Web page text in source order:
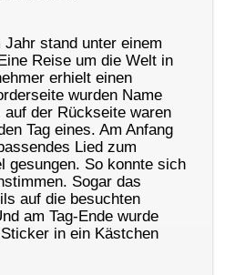
stand unter einem
Reise um die Welt in
erhielt einen
wurden Name
auf der Rückseite waren
Tag eines. Am Anfang
Lied zum
gesungen. So konnte sich
Sogar das
auf die besuchten
am Tag-Ende wurde
in ein Kästchen